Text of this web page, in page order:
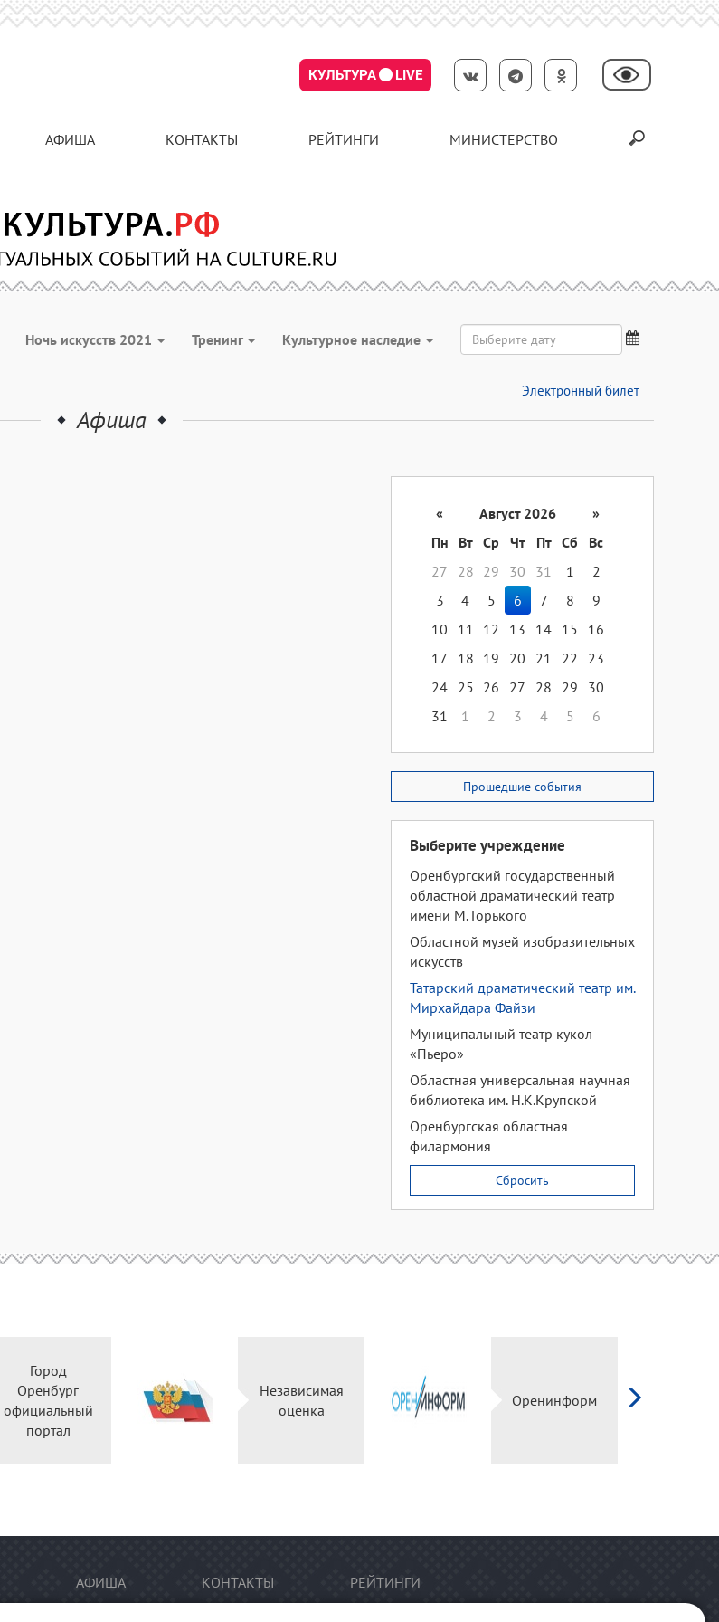
КУЛЬТУРА LIVE
АФИША КОНТАКТЫ РЕЙТИНГИ МИНИСТЕРСТВО
Ночь искусств 2021 Тренинг Культурное наследие
Электронный билет
Афиша
« Август 2026
»
Пн
Вт Ср Чт Пт Сб
Вс
27
28 29 30 31 1
2
3
4 5 6 7 8
9
10
11 12 13 14 15
16
17
18 19 20 21 22
23
24 25 26 27 28 29
30
31
1 2 3 4 5 6
Прошедшие события
Выберите учреждение
Оренбургский государственный
областной драматический театр
имени М. Горького
Областной музей изобразительных
искусств
Татарский драматический театр им.
Мирхайдара Файзи
Муниципальный театр кукол
«Пьеро»
Областная универсальная научная
библиотека им. Н.К.Крупской
Оренбургская областная
филармония
Сбросить
Город
Оренбург
официальный
портал
Независимая
оценка
Оренинформ
АФИША КОНТАКТЫ РЕЙТИНГИ